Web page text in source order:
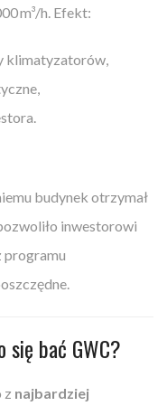
m³/h. Efekt:
klimatyzatorów,
budynek otrzymał
inwestorowi
programu
się bać GWC?
z najbardziej